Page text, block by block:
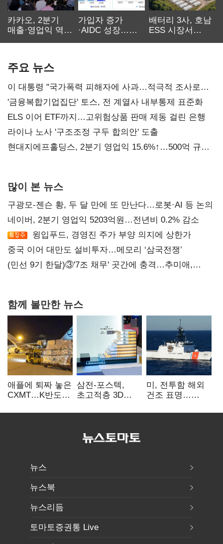
카카오, 2분기
매출·영업익 역대
가입자 증가
·AIDC 성장…
배터리 3사, 호남
ESS 시장서
주요 뉴스
이 대통령 "국가폭력 피해자에 사과…적극적 조사로
진실 밝혀야"
'금융복합기업집단' 토스, 전 계열사 내부통제 표준화
ELS 이어 ETF까지…고위험상품 판매 제동 걸린 은행
라이나 노사 '구조조정 구두 합의안' 도출
현대지에프홀딩스, 2분기 영업익 15.6%↑…500억 규모
많이 본 뉴스
구광모-젠슨 황, 두 달 만에 또 만난다…로봇·AI 등 논의
네이버, 2분기 영업익 5203억원…전년비 0.2% 감소
윙입푸드, 경영진 주가 부양 의지에 상한가
중국 이어 대만도 설비투자…메모리 ‘삼국전쟁’
(민선 9기 한달)③'7조 채무' 곳간에 충격…추미애,
함께 볼만한 뉴스
애플에 퇴짜 놓은
CXMT…K반도체
삼전-포스텍,
초고적층 3D
성능·전력효율
미, 전투함 해외
건조 표명…
‘청신호’
뉴스
뉴스북
뉴스리듬
토마토증권통 Live